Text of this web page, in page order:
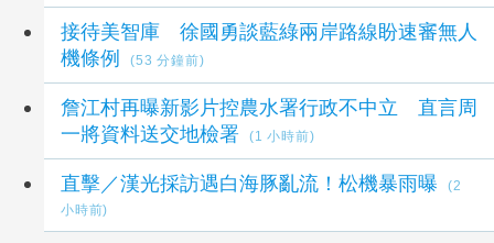
接待美智庫 徐國勇談藍綠兩岸路線盼速審無人
機條例
(53 分鐘前)
詹江村再曝新影片控農水署行政不中立 直言周
一將資料送交地檢署
(1 小時前)
直擊／漢光採訪遇白海豚亂流！松機暴雨曝
(2
小時前)